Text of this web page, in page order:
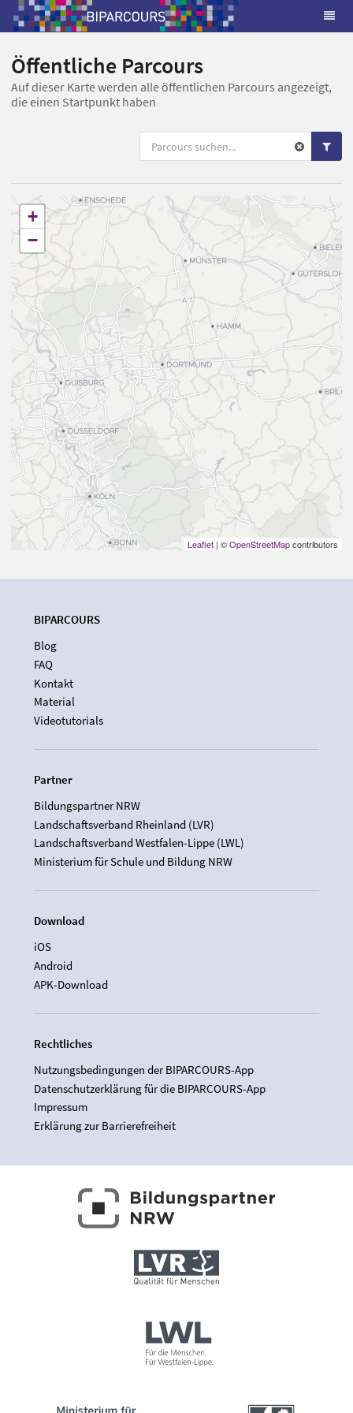
Öffentliche Parcours
Auf dieser Karte werden alle öffentlichen Parcours angezeigt,
die einen Startpunkt haben
+
−
Leaflet | ©OpenStreetMapcontributors
BIPARCOURS
Blog
FAQ
Kontakt
Material
Videotutorials
Partner
Bildungspartner NRW
Landschaftsverband Rheinland (LVR)
Landschaftsverband Westfalen-Lippe (LWL)
Ministerium für Schule und Bildung NRW
Download
iOS
Android
APK-Download
Rechtliches
Nutzungsbedingungen der BIPARCOURS-App
Datenschutzerklärung für die BIPARCOURS-App
Impressum
Erklärung zur Barrierefreiheit